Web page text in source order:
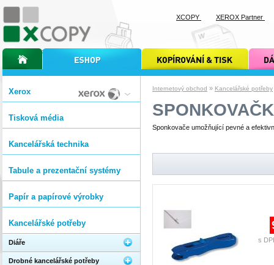
Internetový obchod » Kancelářské potřeby
Sponkovače umožňující pevné a
s
Xerox
Tisková média
Kancelářská technika
Tabule a prezentační systémy
Papír a papírové výrobky
Kancelářské potřeby
Diáře
Drobné kancelářské potřeby
úvodní stránka xcopyinternetový obchod xcopy kopírování a tisk xcopy dárkové
XCOPY XEROX Partner